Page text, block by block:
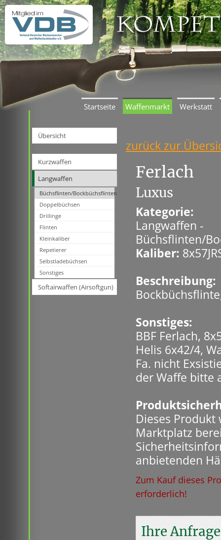
Startseite Waffenmarkt Werkstatt
Übersicht
Kurzwaffen
Langwaffen
Büchsflinten/Bockbüchsflinten
Doppelbüchsen
Drillinge
Flinten
Kleinkaliber
Repetierer
Selbstladebüchsen
Sonstiges
Softairwaffen (Airsoftgun)
zurück zur
Ferlach
Luxus
Kategorie:
Langwaffen -
Büchsflinten/
Kaliber:
Beschreibung:
Sonstiges:
BBF Ferlach,
Helis 6x42/4,
Fa. nicht
der Waffe bitte
Dieses Produkt
Marktplatz
anbietenden
Zum Kauf dieses
erforderlich!
Ihre Anfrage